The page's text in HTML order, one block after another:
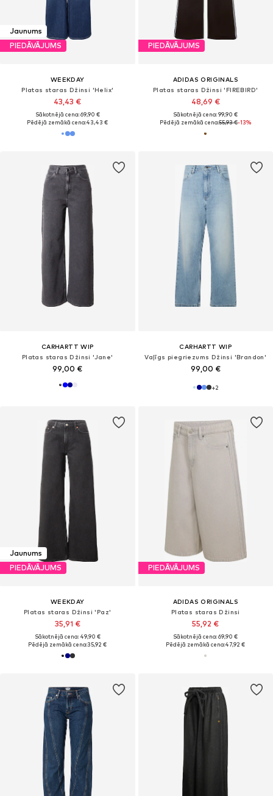
Jaunums
PIEDĀVĀJUMS
WEEKDAY
Platas staras Džinsi 'Helix'
43,43 €
Sākotnējā cena: 69,90 €
Pēdējā zemākā cena:43,43 €
PIEDĀVĀJUMS
ADIDAS ORIGINALS
Platas staras Džinsi 'FIREBIRD'
48,69 €
Sākotnējā cena: 99,90 €
Pēdējā zemākā cena:55,93 €-13%
CARHARTT WIP
Platas staras Džinsi 'Jane'
99,00 €
CARHARTT WIP
Vaļīgs piegriezums Džinsi 'Brandon'
99,00 €
+2
Jaunums
PIEDĀVĀJUMS
WEEKDAY
Platas staras Džinsi 'Paz'
35,91 €
Sākotnējā cena: 49,90 €
Pēdējā zemākā cena:35,92 €
PIEDĀVĀJUMS
ADIDAS ORIGINALS
Platas staras Džinsi
55,92 €
Sākotnējā cena: 69,90 €
Pēdējā zemākā cena:47,92 €